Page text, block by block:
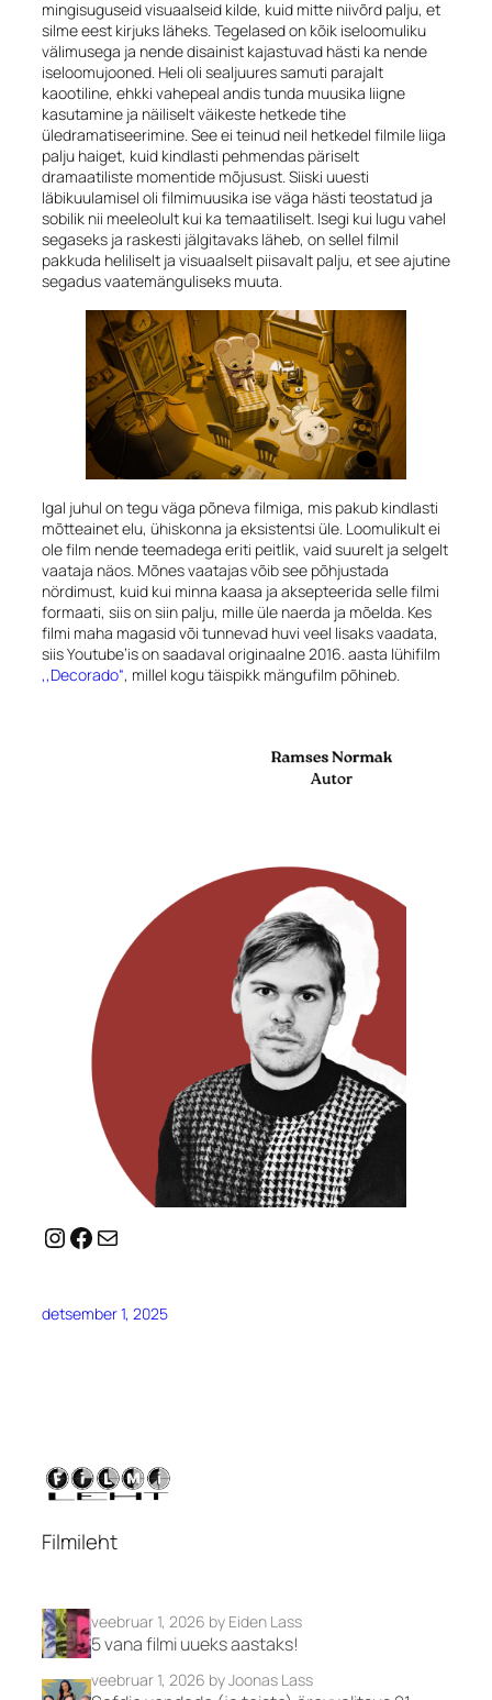
mingisuguseid visuaalseid kilde, kuid mitte niivõrd palju, et
silme eest kirjuks läheks. Tegelased on kõik iseloomuliku
välimusega ja nende disainist kajastuvad hästi ka nende
iseloomujooned. Heli oli sealjuures samuti parajalt
kaootiline, ehkki vahepeal andis tunda muusika liigne
kasutamine ja näiliselt väikeste hetkede tihe
üledramatiseerimine. See ei teinud neil hetkedel filmile liiga
palju haiget, kuid kindlasti pehmendas päriselt
dramaatiliste momentide mõjusust. Siiski uuesti
läbikuulamisel oli filmimuusika ise väga hästi teostatud ja
sobilik nii meeleolult kui ka temaatiliselt. Isegi kui lugu vahel
segaseks ja raskesti jälgitavaks läheb, on sellel filmil
pakkuda heliliselt ja visuaalselt piisavalt palju, et see ajutine
segadus vaatemänguliseks muuta.
Igal juhul on tegu väga põneva filmiga, mis pakub kindlasti
mõtteainet elu, ühiskonna ja eksistentsi üle. Loomulikult ei
ole film nende teemadega eriti peitlik, vaid suurelt ja selgelt
vaataja näos. Mõnes vaatajas võib see põhjustada
nördimust, kuid kui minna kaasa ja aksepteerida selle filmi
formaati, siis on siin palju, mille üle naerda ja mõelda. Kes
filmi maha magasid või tunnevad huvi veel lisaks vaadata,
siis Youtube’is on saadaval originaalne 2016. aasta lühifilm
,,Decorado“, millel kogu täispikk mängufilm põhineb.
Instagram
Facebook
Mail
detsember 1, 2025
Filmileht
veebruar 1, 2026 by Eiden Lass
5 vana filmi uueks aastaks!
veebruar 1, 2026 by Joonas Lass